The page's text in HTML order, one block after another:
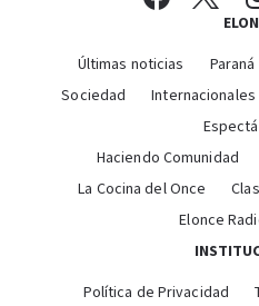
Últimas noticias Paraná
Sociedad
Internacionales
Haciendo Comunidad
La Cocina del Once
Elonce
Política de Privacidad